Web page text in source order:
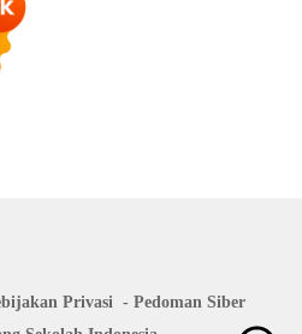
Privasi
Pedoman Siber